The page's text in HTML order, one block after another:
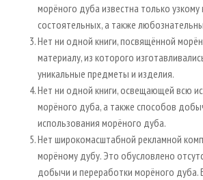
морёного дуба известна только узкому
состоятельных, а также
Нет ни одной книги, посвящённой
материалу, из которого
уникальные предметы и изделия.
Нет ни одной книги, освещающей всю
морёного дуба, а также способов
использования морёного дуба.
Нет широкомасштабной рекламной
морёному дубу. Это обусловлено
добычи и переработки морёного дуба.